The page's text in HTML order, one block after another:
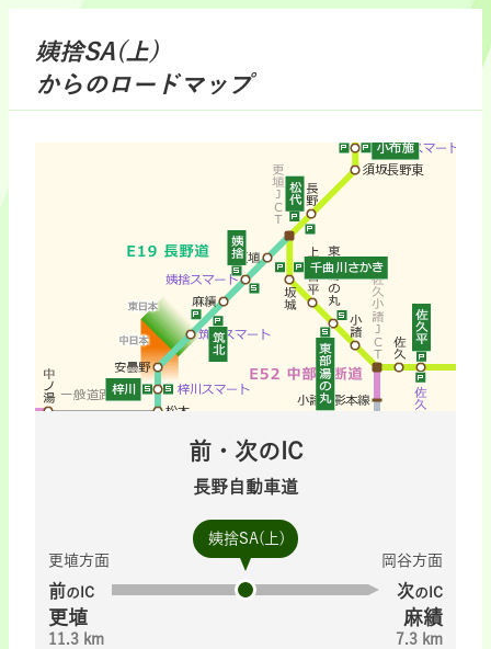
姨捨SA(上)
からのロードマップ
前・次のIC
長野自動車道
姨捨SA(上)
更埴方面
前のIC
更埴
11.3 km
岡谷方面
次のIC
麻績
7.3 km